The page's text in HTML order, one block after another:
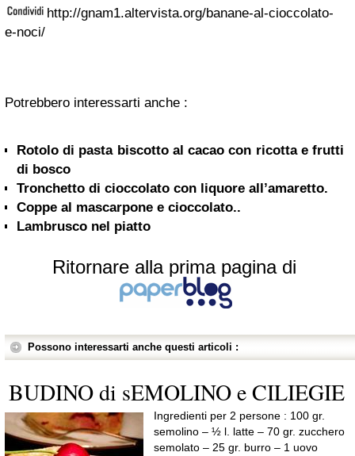
http://gnam1.altervista.org/banane-al-cioccolato-
e-noci/
Potrebbero interessarti anche :
Rotolo di pasta biscotto al cacao con ricotta e frutti
di bosco
Tronchetto di cioccolato con liquore all’amaretto.
Coppe al mascarpone e cioccolato..
Lambrusco nel piatto
Ritornare alla prima pagina di
Possono interessarti anche questi articoli :
BUDINO di sEMOLINO e CILIEGIE
Ingredienti per 2 persone : 100 gr.
semolino – ½ l. latte – 70 gr. zucchero
semolato – 25 gr. burro – 1 uovo